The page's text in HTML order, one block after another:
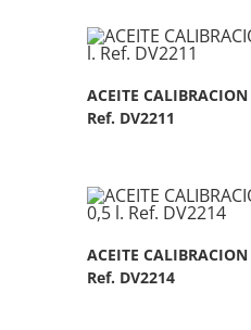
ACEITE
Ref. DV2211
ACEITE
Ref. DV2214